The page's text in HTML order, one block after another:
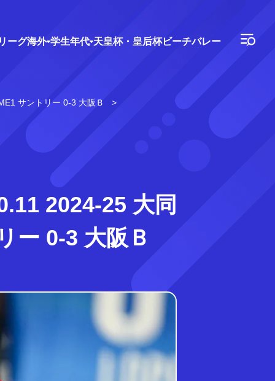
ーグ海外 学生年代 天皇杯・皇后杯ビーチバレー
サントリー 0-3 大阪Ｂ
2024-25 大同
ー 0-3 大阪Ｂ